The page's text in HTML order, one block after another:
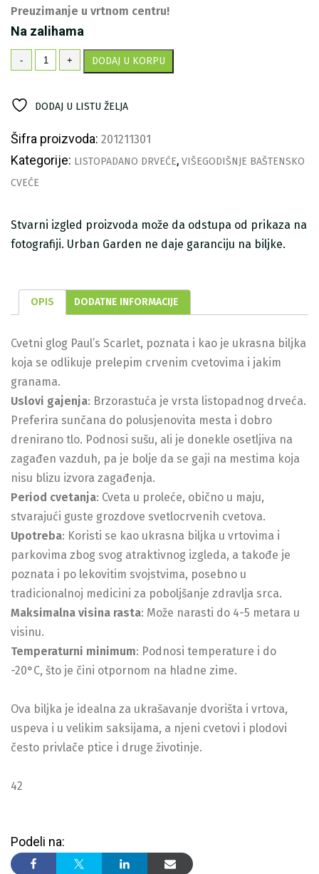
Preuzimanje u vrtnom centru!
Na zalihama
-
Cvetni
glog
+ DODAJ U KORPU
DODAJ U LISTU ŽELJA
Šifra proizvoda: 201211301
Kategorije: LISTOPADANO DRVEĆE, VIŠEGODIŠNJE BAŠTENSKO
CVEĆE
Stvarni izgled proizvoda može da odstupa od prikaza na
fotografiji. Urban Garden ne daje garanciju na biljke.
OPIS DODATNE INFORMACIJE
Cvetni glog Paul’s Scarlet, poznata i kao je ukrasna biljka
koja se odlikuje prelepim crvenim cvetovima i jakim
granama.
Uslovi gajenja: Brzorastuća je vrsta listopadnog drveća.
Preferira sunčana do polusjenovita mesta i dobro
drenirano tlo. Podnosi sušu, ali je donekle osetljiva na
zagađen vazduh, pa je bolje da se gaji na mestima koja
nisu blizu izvora zagađenja.
Period cvetanja: Cveta u proleće, obično u maju,
stvarajući guste grozdove svetlocrvenih cvetova.
Upotreba: Koristi se kao ukrasna biljka u vrtovima i
parkovima zbog svog atraktivnog izgleda, a takođe je
poznata i po lekovitim svojstvima, posebno u
tradicionalnoj medicini za poboljšanje zdravlja srca.
Maksimalna visina rasta: Može narasti do 4-5 metara u
visinu.
Temperaturni minimum: Podnosi temperature i do
-20°C, što je čini otpornom na hladne zime.
Ova biljka je idealna za ukrašavanje dvorišta i vrtova,
uspeva i u velikim saksijama, a njeni cvetovi i plodovi
često privlače ptice i druge životinje.
42
Podeli na: